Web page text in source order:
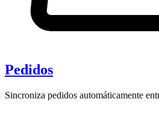
Pedidos
Sincroniza pedidos automáticamente